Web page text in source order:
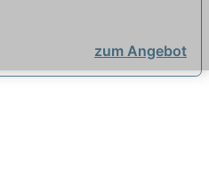
zum Angebot